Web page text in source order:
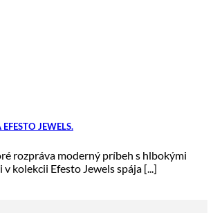
JEWELS.
rozpráva moderný príbeh s hlbokými
kolekcii Efesto Jewels spája [...]